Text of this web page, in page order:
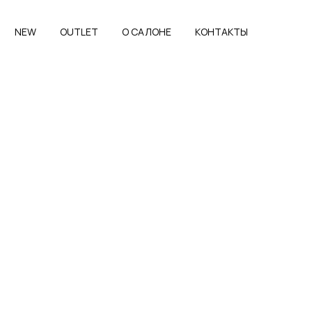
NEW OUTLET O САЛОНЕ КОНТАКТЫ